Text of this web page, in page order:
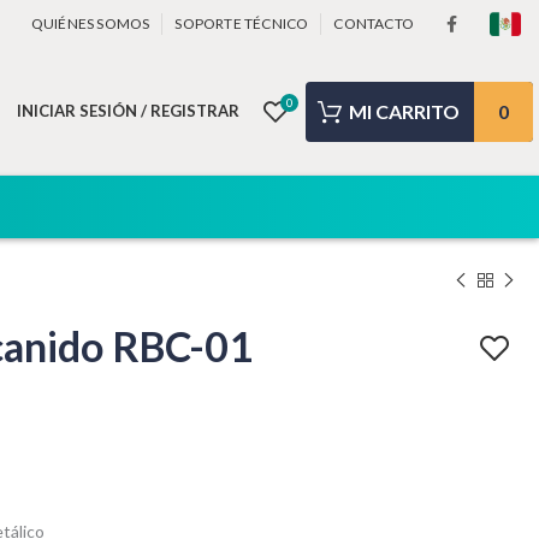
QUIÉNES SOMOS SOPORTE TÉCNICO CONTACTO
INICIAR SESIÓN / REGISTRAR 0 0
RBC-01